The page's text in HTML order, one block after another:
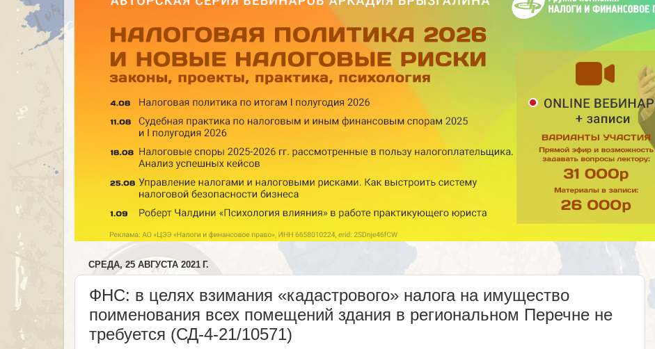
СРЕДА, 25 АВГУСТА 2021 Г.
ФНС: в целях взимания «кадастрового» налога на имущество
поименования всех помещений здания в региональном Перечне не
требуется (СД-4-21/10571)